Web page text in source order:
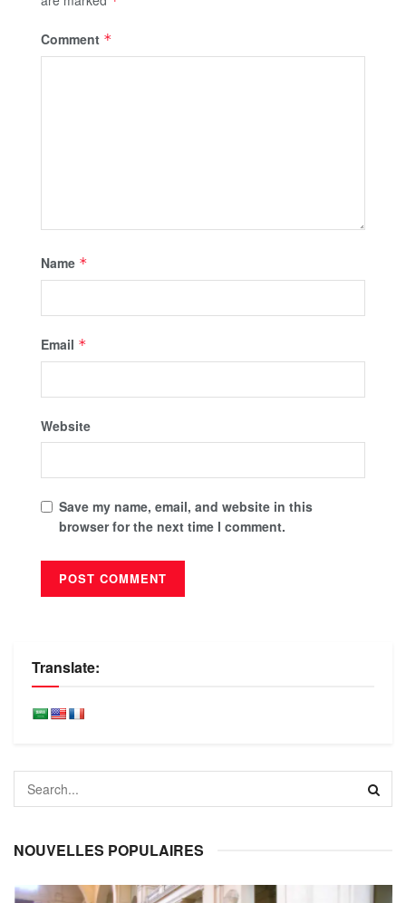
Comment *
Name *
Email *
Website
Save my name, email, and website in this
browser for the next time I comment.
Translate:
NOUVELLES POPULAIRES